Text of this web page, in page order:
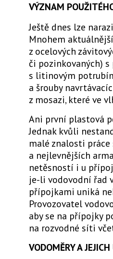
VÝZNAM
Ještě dnes lze
Mnohem
z ocelových
či pozinkovaných)
s litinovým
a šrouby
z mosazi, které ve
Ani první plastová
Jednak kvůli
malé znalosti
a nejlevnějších
netěsností i u
je-li vodovodní řad
přípojkami uniká
Provozovatel
aby se na přípojky
na rozvodné síti
VODOMĚRY A